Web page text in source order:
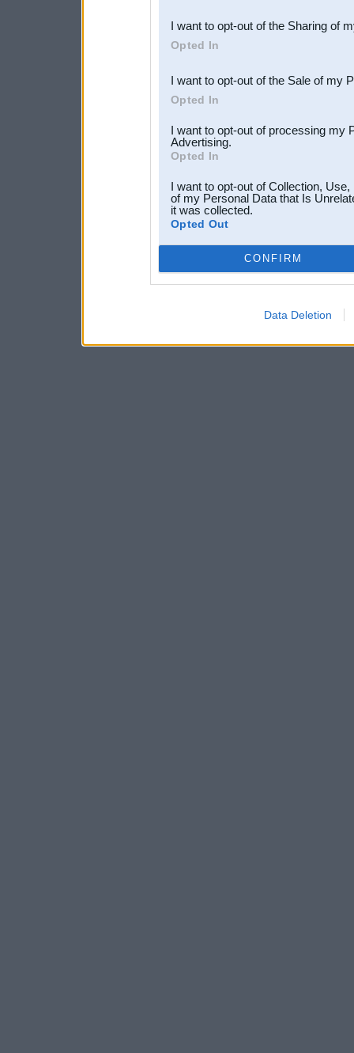
Downstream Participants
third parties.
I want to opt-out of the Sharing of
Opted In
I want to opt-out of the Sale of my
Opted In
I want to opt-out of processing my
Advertising.
Opted In
I want to opt-out of Collection,
of my Personal Data that Is
it was collected.
Opted Out
CONFIRM
Data Deletion